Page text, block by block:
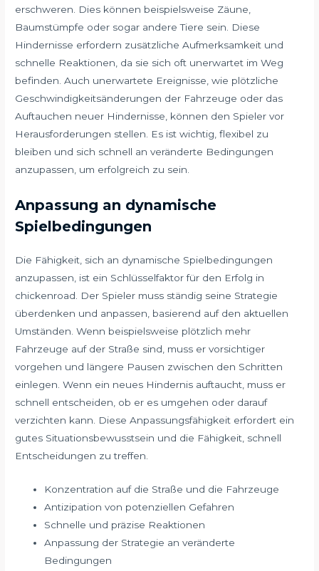
erschweren. Dies können beispielsweise Zäune,
Baumstümpfe oder sogar andere Tiere sein. Diese
Hindernisse erfordern zusätzliche Aufmerksamkeit und
schnelle Reaktionen, da sie sich oft unerwartet im Weg
befinden. Auch unerwartete Ereignisse, wie plötzliche
Geschwindigkeitsänderungen der Fahrzeuge oder das
Auftauchen neuer Hindernisse, können den Spieler vor
Herausforderungen stellen. Es ist wichtig, flexibel zu
bleiben und sich schnell an veränderte Bedingungen
anzupassen, um erfolgreich zu sein.
Anpassung an dynamische
Spielbedingungen
Die Fähigkeit, sich an dynamische Spielbedingungen
anzupassen, ist ein Schlüsselfaktor für den Erfolg in
chickenroad. Der Spieler muss ständig seine Strategie
überdenken und anpassen, basierend auf den aktuellen
Umständen. Wenn beispielsweise plötzlich mehr
Fahrzeuge auf der Straße sind, muss er vorsichtiger
vorgehen und längere Pausen zwischen den Schritten
einlegen. Wenn ein neues Hindernis auftaucht, muss er
schnell entscheiden, ob er es umgehen oder darauf
verzichten kann. Diese Anpassungsfähigkeit erfordert ein
gutes Situationsbewusstsein und die Fähigkeit, schnell
Entscheidungen zu treffen.
Konzentration auf die Straße und die Fahrzeuge
Antizipation von potenziellen Gefahren
Schnelle und präzise Reaktionen
Anpassung der Strategie an veränderte
Bedingungen